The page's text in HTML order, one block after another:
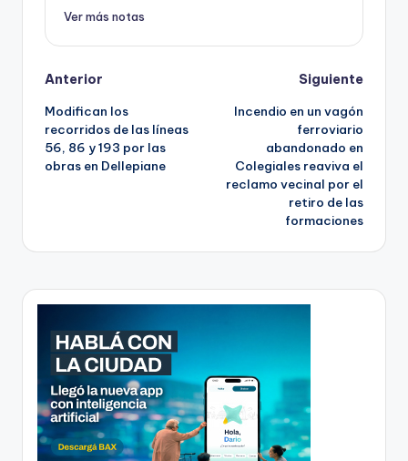
Ver más notas
Post
navigation
Anterior
Modifican los
recorridos de las líneas
56, 86 y 193 por las
obras en Dellepiane
Siguiente
Incendio en un vagón
ferroviario
abandonado en
Colegiales reaviva el
reclamo vecinal por el
retiro de las
formaciones